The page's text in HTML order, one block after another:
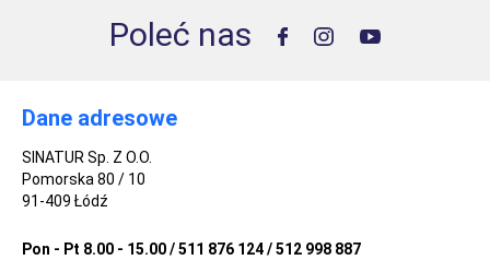
Poleć nas
Dane adresowe
SINATUR Sp. Z O.O.
Pomorska 80 / 10
91-409 Łódź
Pon - Pt 8.00 - 15.00 / 511 876 124 / 512 998 887